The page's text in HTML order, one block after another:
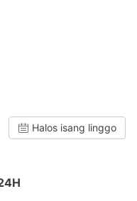
Halos isang linggo